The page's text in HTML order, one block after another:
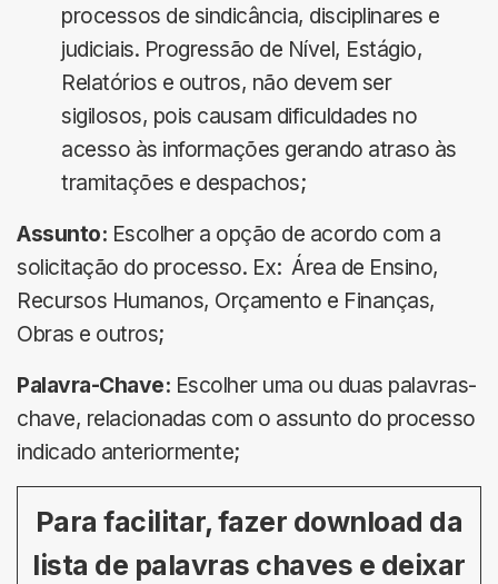
processos de sindicância, disciplinares e
judiciais. Progressão de Nível, Estágio,
Relatórios e outros, não devem ser
sigilosos, pois causam dificuldades no
acesso às informações gerando atraso às
tramitações e despachos;
Assunto: Escolher a opção de acordo com a
solicitação do processo. Ex: Área de Ensino,
Recursos Humanos, Orçamento e Finanças,
Obras e outros;
Palavra-Chave: Escolher uma ou duas palavras-
chave, relacionadas com o assunto do processo
indicado anteriormente;
Para facilitar, fazer download da
lista de palavras chaves e deixar